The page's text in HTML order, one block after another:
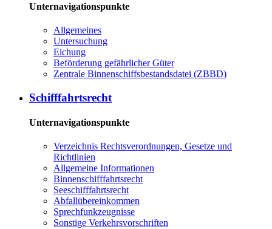
Unternavigationspunkte
Allgemeines
Untersuchung
Eichung
Beförderung gefährlicher Güter
Zentrale Binnenschiffsbestandsdatei (ZBBD)
Schifffahrtsrecht
Unternavigationspunkte
Verzeichnis Rechtsverordnungen, Gesetze und
Richtlinien
Allgemeine Informationen
Binnenschifffahrtsrecht
Seeschifffahrtsrecht
Abfallübereinkommen
Sprechfunkzeugnisse
Sonstige Verkehrsvorschriften